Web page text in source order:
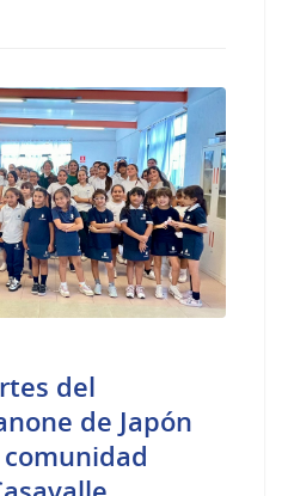
del
de Japón